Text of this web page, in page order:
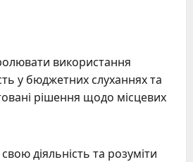
використання
у бюджетних слуханнях та
рішення щодо місцевих
діяльність та розуміти